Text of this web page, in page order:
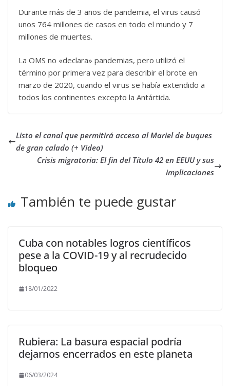
Durante más de 3 años de pandemia, el virus causó
unos 764 millones de casos en todo el mundo y 7
millones de muertes.
La OMS no «declara» pandemias, pero utilizó el
término por primera vez para describir el brote en
marzo de 2020, cuando el virus se había extendido a
todos los continentes excepto la Antártida.
Listo el canal que permitirá acceso al Mariel de buques
de gran calado (+ Video)
Crisis migratoria: El fin del Título 42 en EEUU y sus
implicaciones
También te puede gustar
Cuba con notables logros científicos
pese a la COVID-19 y al recrudecido
bloqueo
18/01/2022
Rubiera: La basura espacial podría
dejarnos encerrados en este planeta
06/03/2024